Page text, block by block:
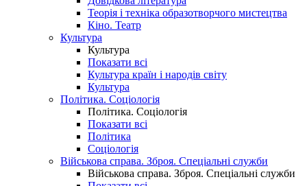
Теорія і техніка образотворчого мистецтва
Кіно. Театр
Культура
Культура
Показати всі
Культура країн і народів світу
Культура
Політика. Соціологія
Політика. Соціологія
Показати всі
Політика
Соціологія
Військова справа. Зброя. Спеціальні служби
Військова справа. Зброя. Спеціальні служби